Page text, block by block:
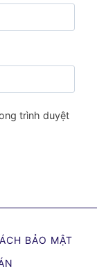
trình duyệt
BẢO MẬT